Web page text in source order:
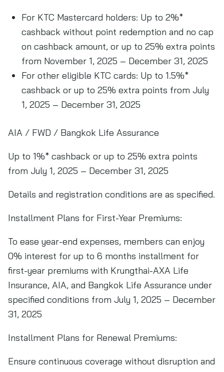
For KTC Mastercard holders: Up to 2%*
cashback without point redemption and no cap
on cashback amount, or up to 25% extra points
from November 1, 2025 – December 31, 2025
For other eligible KTC cards: Up to 1.5%*
cashback or up to 25% extra points from July
1, 2025 – December 31, 2025
AIA / FWD / Bangkok Life Assurance
Up to 1%* cashback or up to 25% extra points
from July 1, 2025 – December 31, 2025
Details and registration conditions are as specified.
Installment Plans for First-Year Premiums:
To ease year-end expenses, members can enjoy
0% interest for up to 6 months installment for
first-year premiums with Krungthai-AXA Life
Insurance, AIA, and Bangkok Life Assurance under
specified conditions from July 1, 2025 – December
31, 2025
Installment Plans for Renewal Premiums:
Ensure continuous coverage without disruption and